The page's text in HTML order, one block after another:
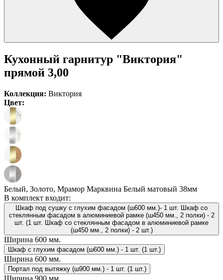
Кухонный гарнитур "Виктория"
прямой 3,00
Коллекция: Виктория
Цвет:
Белый, Золото, Мрамор Марквина Белый матовый 38мм
В комплект входит:
Шкаф под сушку с глухим фасадом (ш600 мм.)- 1 шт. Шкаф со
стеклянным фасадом в алюминиевой рамке (ш450 мм., 2 полки) - 2
шт. (1 шт. Шкаф со стеклянным фасадом в алюминиевой рамке
(ш450 мм., 2 полки) - 2 шт.)
Ширина 600 мм.
Шкаф с глухим фасадом (ш600 мм.) - 1 шт. (1 шт.)
Ширина 600 мм.
Портал под вытяжку (ш900 мм.) - 1 шт. (1 шт.)
Ширина 900 мм.